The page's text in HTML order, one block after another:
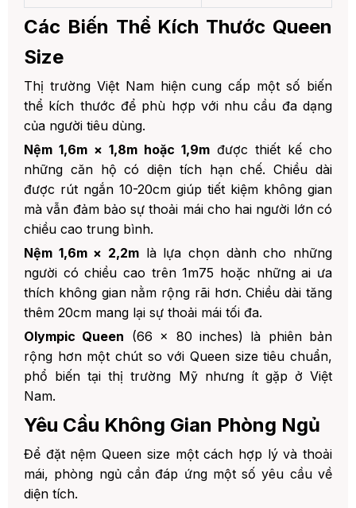
Các Biến Thể Kích Thước Queen
Size
Thị trường Việt Nam hiện cung cấp một số biến
thể kích thước để phù hợp với nhu cầu đa dạng
của người tiêu dùng.
Nệm 1,6m × 1,8m hoặc 1,9m được thiết kế cho
những căn hộ có diện tích hạn chế. Chiều dài
được rút ngắn 10-20cm giúp tiết kiệm không gian
mà vẫn đảm bảo sự thoải mái cho hai người lớn có
chiều cao trung bình.
Nệm 1,6m × 2,2m là lựa chọn dành cho những
người có chiều cao trên 1m75 hoặc những ai ưa
thích không gian nằm rộng rãi hơn. Chiều dài tăng
thêm 20cm mang lại sự thoải mái tối đa.
Olympic Queen (66 × 80 inches) là phiên bản
rộng hơn một chút so với Queen size tiêu chuẩn,
phổ biến tại thị trường Mỹ nhưng ít gặp ở Việt
Nam.
Yêu Cầu Không Gian Phòng Ngủ
Để đặt nệm Queen size một cách hợp lý và thoải
mái, phòng ngủ cần đáp ứng một số yêu cầu về
diện tích.